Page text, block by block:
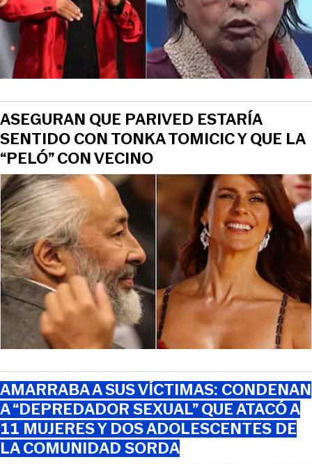
ASEGURAN QUE PARIVED ESTARÍA
SENTIDO CON TONKA TOMICIC Y QUE LA
“PELÓ” CON VECINO
AMARRABA A SUS VÍCTIMAS: CONDENAN
A “DEPREDADOR SEXUAL” QUE ATACÓ A
11 MUJERES Y DOS ADOLESCENTES DE
LA COMUNIDAD SORDA